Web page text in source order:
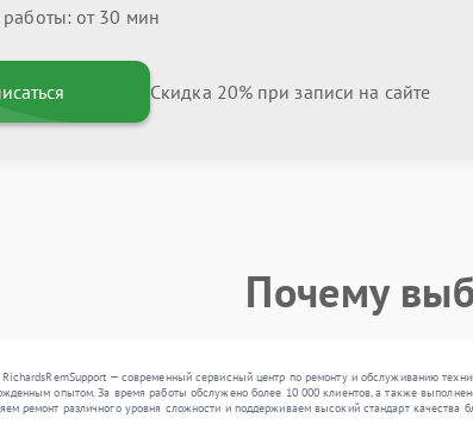
от 30 мин
Скидка 20% при записи на сайте
Почему
— современный сервисный центр по ремонту и обслуживанию
опытом. За время работы обслужено более 10 000 клиентов, а также
ремонт различного уровня сложности и поддерживаем высокий стандарт качества